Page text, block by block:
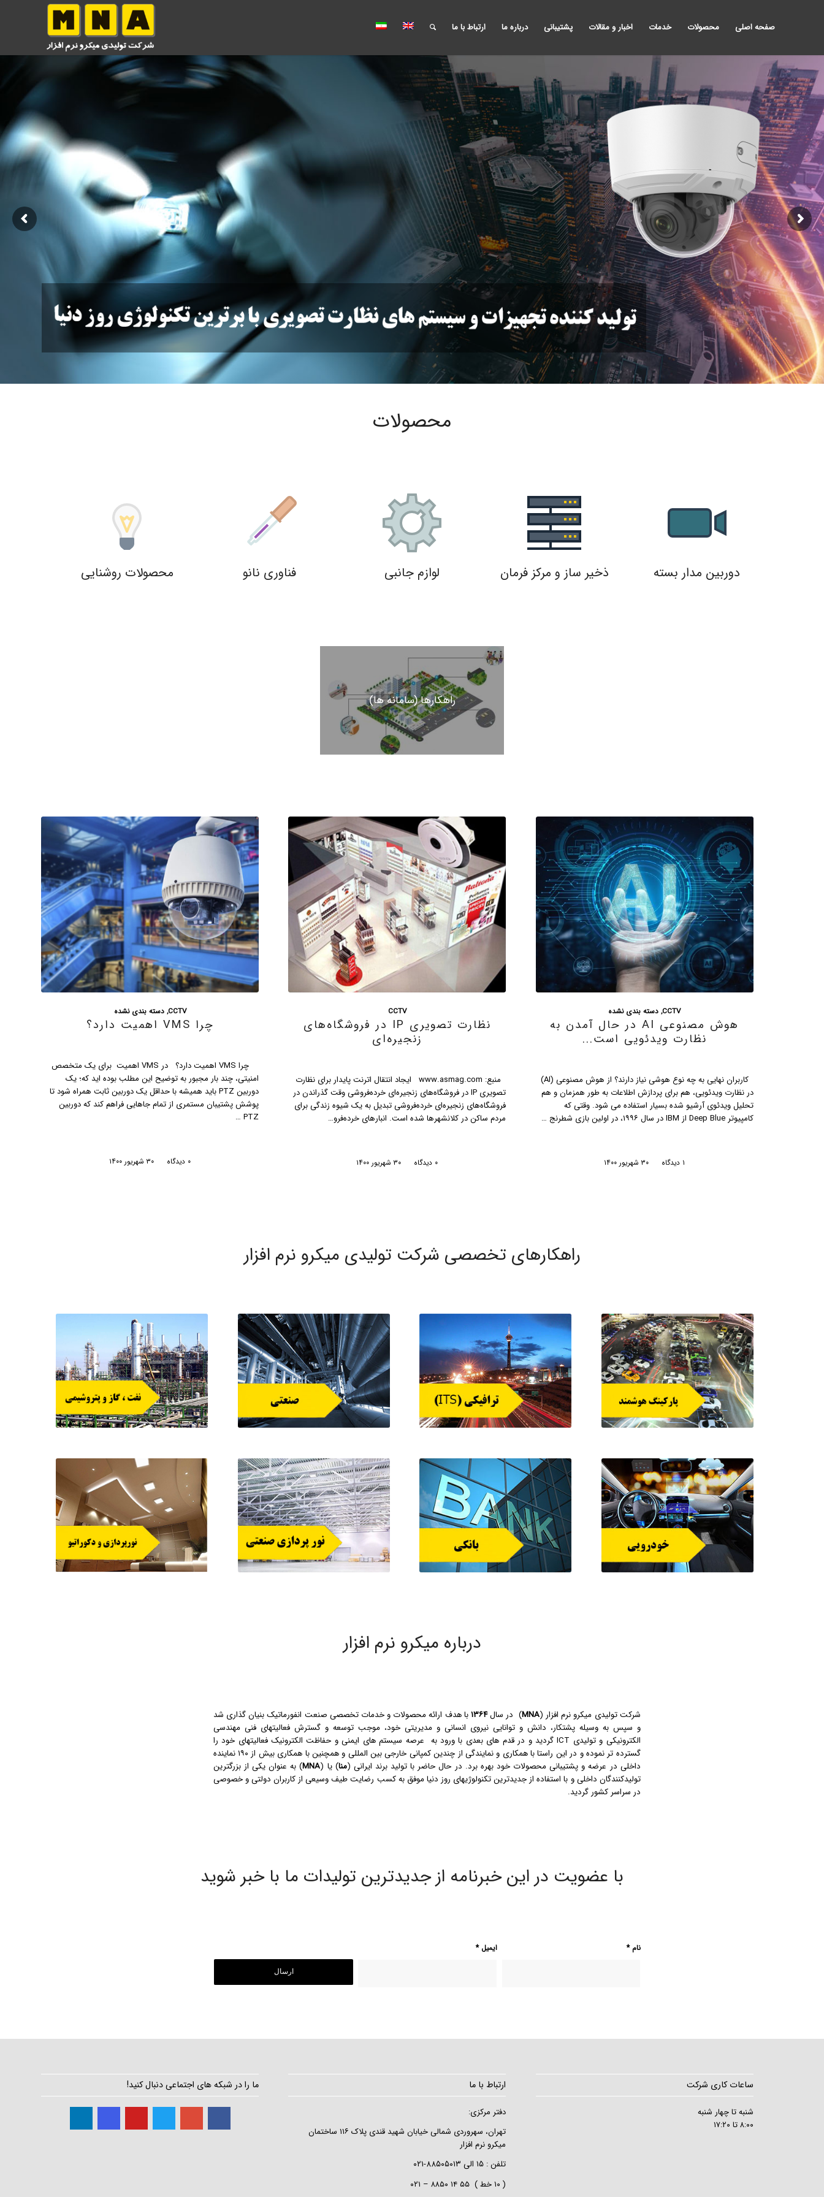
صفحه اصلی محصولات خدمات اخبار و مقالات پشتیبانی درباره ما ارتباط با ما
محصولات
دوربین مدار بسته ذخیر ساز و مرکز فرمان لوازم جانبی فناوری نانو محصولات روشنایی
راهکارها (سامانه ها)
CCTV
کاربرد روشنایی در نظارت تصویری
کاربرد روشنایی در نظارت تصویری با ادامه و رشد روند به کارگیری
سیستم های نظارت تصویری در موقعیت های متعدد و مختلف، نیاز
روشنایی از زمان دوربین های آنالوگ تا IP، یک مساله مهم هنگام…
۰ دیدگاه / ۱۳ اسفند ۱۳۹۹
CCTV
نرم افزار تشخیص چهره حیوانات برای
نجات جانشان
نرم افزار تشخیص چهره حیوانات برای نجات جانشان "ردیابی" یکی
از بخش‌های مهم تلاش برای حفظ حیات وحش است. پیش از این و
زیر نظ…
۰ دیدگاه / ۱۰ اسفند ۱۳۹۹
CCTV
دید همه جانبه با دوربین های نظارت
تصویری ۳۶۰ درجه
سولوشن های سریع تر، هوشمند تر و رزولوشن واضح تر که با قیمت
های بسیار رقابتی در بازار در دسترس هستند، دوربین های نظارتی،
تجزیه و تحلیل ویدئو و سیستم های مدیریت تصویر در اواسط یک
انقلاب تکنولوژیک …
راهکارهای تخصصی شرکت تولیدی میکرو نرم افزار
درباره میکرو نرم افزار
و سپس به وسیله پشتکار، دانش و توانایی نیروی انسانی و مدیریتی خود، موجب توسعه و گسترش فعالیت­های فنی مهندسی
الکترونیکی و تولیدی ICT گردید و در قدم ­های بعدی با ورود به عرصه سیستم­ های ایمنی و حفاظت الکترونیک فعالیت­های خود را
گسترده ­تر نموده و در این راستا با همکاری و نمایندگی از چندین کمپانی خارجی بین المللی و همچنین با همکاری بیش از ۱۹۰ نماینده
داخلی در عرضه و پشتیبانی محصولات خود بهره برد. در حال حاضر با تولید برند ایرانی ( منا) یا (MNA ) به عنوان یکی از بزرگترین
تولیدکنندگان داخلی و با استفاده از جدیدترین تکنولوژیهای روز دنیا موفق به کسب رضایت طیف وسیعی از کاربران دولتی و خصوصی
در سراسر کشور گردید.
با عضویت در این خبرنامه از جدیدترین تولیدات ما با خبر شوید
ساعات کاری شرکت
شنبه تا چهار شنبه
۸:۰۰ تا ۱۷:۲۰
ارتباط با ما
دفتر مرکزی:
میکرو نرم افزار
تلفن :۱۵ الی۸۸۵۰۵۰۱۳-۰۲۱
( ۱۰ خط ) ۵۵ ۱۴ ۸۸۵۰ – ۰۲۱
ما را در شبکه های اجتماعی دنبال کنید!